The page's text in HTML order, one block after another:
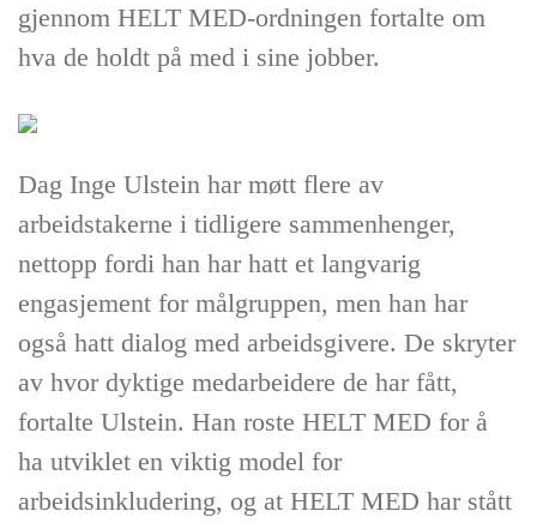
gjennom HELT MED-ordningen fortalte om
hva de holdt på med i sine jobber.
Dag Inge Ulstein har møtt flere av
arbeidstakerne i tidligere sammenhenger,
nettopp fordi han har hatt et langvarig
engasjement for målgruppen, men han har
også hatt dialog med arbeidsgivere. De skryter
av hvor dyktige medarbeidere de har fått,
fortalte Ulstein. Han roste HELT MED for å
ha utviklet en viktig model for
arbeidsinkludering, og at HELT MED har stått